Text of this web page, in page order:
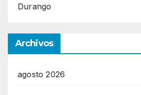
Durango
Archivos
agosto 2026